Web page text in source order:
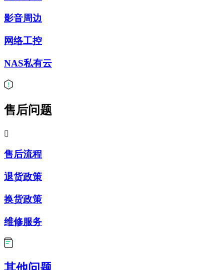
影音周边
网络工控
NAS私有云
售后问题

售后流程
退货政策
换货政策
维修服务